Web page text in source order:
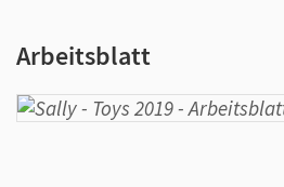
Arbeitsblatt